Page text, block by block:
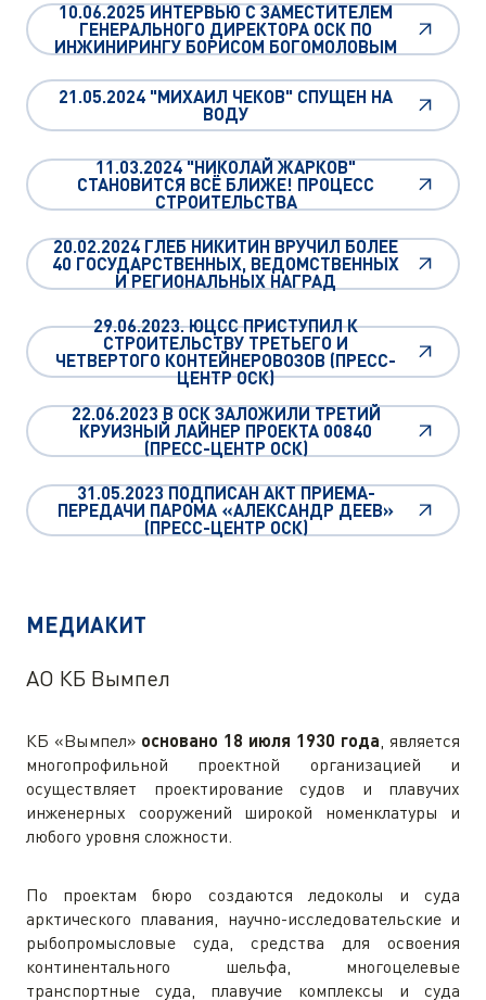
10.06.2025 ИНТЕРВЬЮ С ЗАМЕСТИТЕЛЕМ
ГЕНЕРАЛЬНОГО ДИРЕКТОРА ОСК ПО
ИНЖИНИРИНГУ БОРИСОМ БОГОМОЛОВЫМ
21.05.2024 "МИХАИЛ ЧЕКОВ" СПУЩЕН НА
ВОДУ
11.03.2024 "НИКОЛАЙ ЖАРКОВ"
СТАНОВИТСЯ ВСЁ БЛИЖЕ! ПРОЦЕСС
СТРОИТЕЛЬСТВА
20.02.2024 ГЛЕБ НИКИТИН ВРУЧИЛ БОЛЕЕ
40 ГОСУДАРСТВЕННЫХ, ВЕДОМСТВЕННЫХ
И РЕГИОНАЛЬНЫХ НАГРАД
29.06.2023. ЮЦСС ПРИСТУПИЛ К
СТРОИТЕЛЬСТВУ ТРЕТЬЕГО И
ЧЕТВЕРТОГО КОНТЕЙНЕРОВОЗОВ (ПРЕСС-
ЦЕНТР ОСК)
22.06.2023 В ОСК ЗАЛОЖИЛИ ТРЕТИЙ
КРУИЗНЫЙ ЛАЙНЕР ПРОЕКТА 00840
(ПРЕСС-ЦЕНТР ОСК)
31.05.2023 ПОДПИСАН АКТ ПРИЕМА-
ПЕРЕДАЧИ ПАРОМА «АЛЕКСАНДР ДЕЕВ»
(ПРЕСС-ЦЕНТР ОСК)
МЕДИАКИТ
АО КБ Вымпел
КБ «Вымпел» основано 18 июля 1930 года, является
многопрофильной проектной организацией и
осуществляет проектирование судов и плавучих
инженерных сооружений широкой номенклатуры и
любого уровня сложности.
По проектам бюро создаются ледоколы и суда
арктического плавания, научно-исследовательские и
рыбопромысловые суда, средства для освоения
континентального шельфа, многоцелевые
транспортные суда, плавучие комплексы и суда